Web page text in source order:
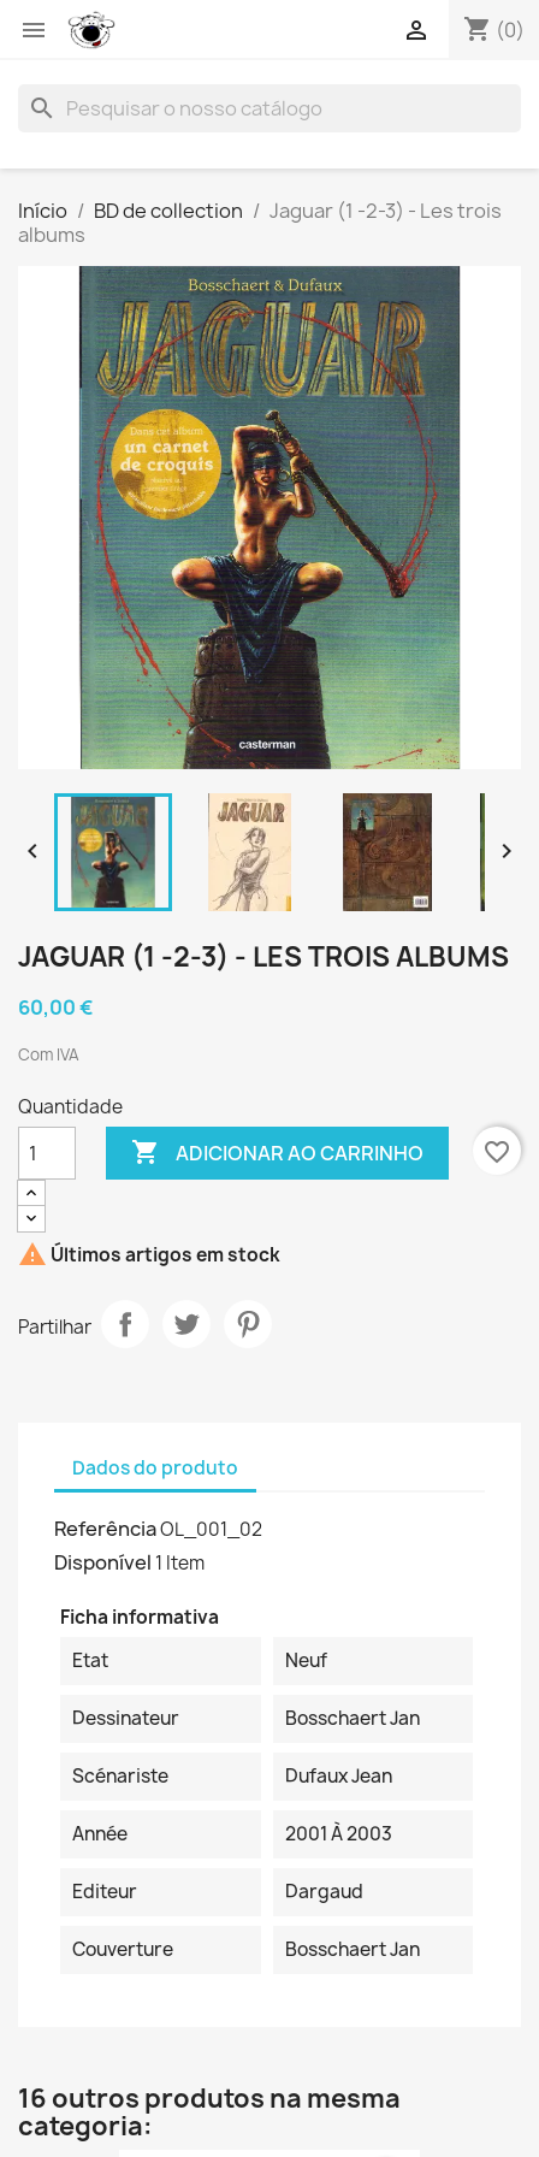
 shopping_cart (0)

search
Início BD de collection
Jaguar (1 -2-3) - Les trois
albums
 
JAGUAR (1 -2-3) - LES TROIS ALBUMS
60,00 €
Com IVA
Quantidade
 ADICIONAR AO CARRINHO favorite_border
 Últimos artigos em stock
Partilhar
Dados do produto
ReferênciaOL_001_02
Disponível 1 Item
Ficha informativa
Etat
Neuf
Dessinateur Bosschaert Jan
Scénariste Dufaux Jean
Année 2001 À 2003
Editeur Dargaud
Couverture Bosschaert Jan
16 outros produtos na mesma
categoria: